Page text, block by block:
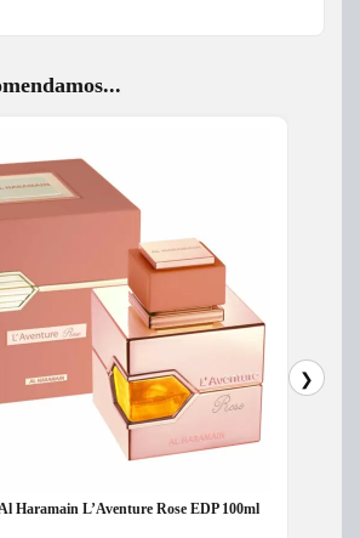
Haramain L’Aventure Rose EDP 100ml
❯